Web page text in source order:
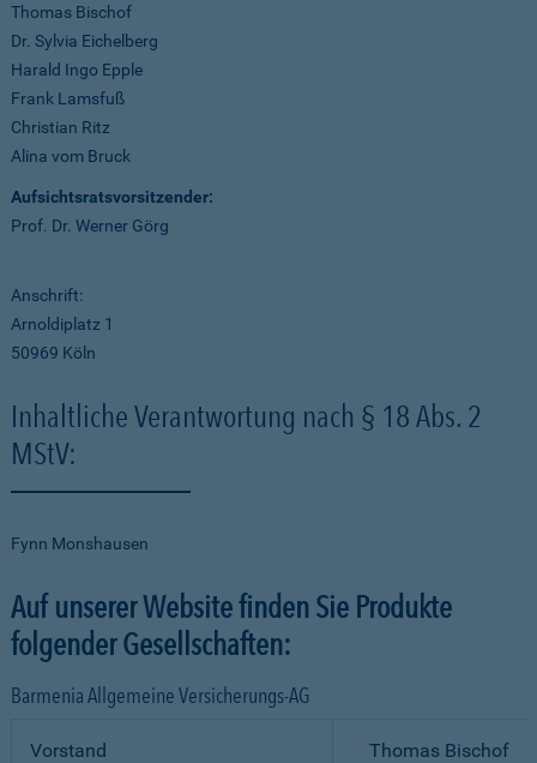
Thomas Bischof
Dr. Sylvia Eichelberg
Harald Ingo Epple
Frank Lamsfuß
Christian Ritz
Alina vom Bruck
Aufsichtsratsvorsitzender:
Prof. Dr. Werner Görg
Anschrift:
Arnoldiplatz 1
50969 Köln
Inhaltliche Verantwortung nach § 18 Abs. 2
MStV:
Fynn Monshausen
Auf unserer Website finden Sie Produkte
folgender Gesellschaften:
Barmenia Allgemeine Versicherungs-AG
Vorstand
Thomas Bischof